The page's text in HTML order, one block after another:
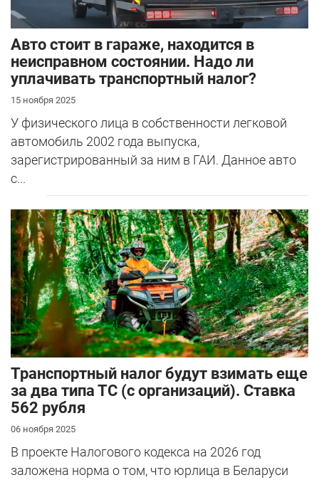
Авто стоит в гараже, находится в
неисправном состоянии. Надо ли
уплачивать транспортный налог?
15 ноября 2025
У физического лица в собственности легковой
автомобиль 2002 года выпуска,
зарегистрированный за ним в ГАИ. Данное авто
с...
Транспортный налог будут взимать еще
за два типа ТС (с организаций). Ставка
562 рубля
06 ноября 2025
В проекте Налогового кодекса на 2026 год
заложена норма о том, что юрлица в Беларуси